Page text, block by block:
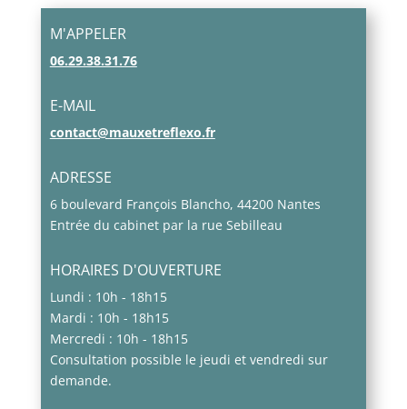
M'APPELER
06.29.38.31.76
E-MAIL
contact@mauxetreflexo.fr
ADRESSE
6 boulevard François Blancho, 44200 Nantes
Entrée du cabinet par la rue Sebilleau
HORAIRES D'OUVERTURE
Lundi : 10h - 18h15
Mardi : 10h - 18h15
Mercredi : 10h - 18h15
Consultation possible le jeudi et vendredi sur
demande.